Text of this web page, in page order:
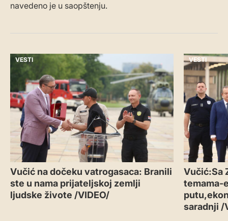
navedeno je u saopštenju.
VESTI
Vučić na dočeku vatrogasaca: Branili
ste u nama prijateljskoj zemlji
ljudske živote /VIDEO/
VESTI
Vučić:Sa
temama-
saradnji /